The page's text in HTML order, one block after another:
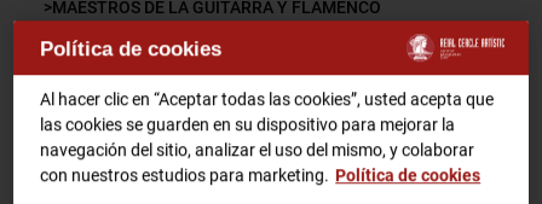
RCA TV
Gastronomic Experience 360º
Entradas Eventos
MAESTROS DE LA GUITARRA Y FLAMENCO
Comparte
Política de cookies
Al hacer clic en “Aceptar todas las cookies”, usted acepta que
las cookies se guarden en su dispositivo para mejorar la
navegación del sitio, analizar el uso del mismo, y colaborar
con nuestros estudios para marketing. Política de cookies